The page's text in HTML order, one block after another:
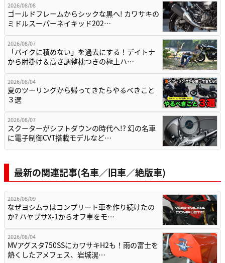
2026/08/08
ゴールドフレームからシックな黒へ! カワサキの
ミドルスーパーネイキッド202…
2026/08/07
「バイクに積めない」を過去にする！デイトナ
から肘掛け＆高さ調整枕つきの極上ハ…
2026/08/04
夏のツーリングから帰ってきたらやるべきこと
３選
2026/08/07
スクーターがシフトダウンの時代へ!? 幻の名車
に電子制御CVT搭載モデルなど…
最新の関連記事(名車／旧車／絶版車)
2026/08/09
なぜヨシムラはコンプリート車を作り続けたの
か? ハヤブサX-1からオフ車をモ…
2026/08/04
MVアグスタ750SSにカワサキH2も！雨の富士を
熱くしたアメフェス、岩城滉…